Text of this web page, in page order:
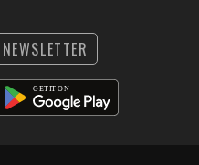
NEWSLETTER